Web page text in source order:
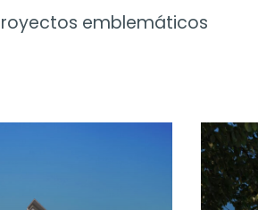
emblemáticos